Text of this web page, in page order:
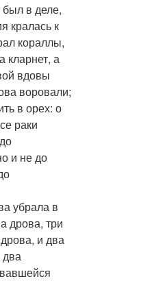
в деле,
кралась к
кораллы,
кларнет, а
вдовы
воровали;
в орех: о
раки
и не до
убрала в
дрова, три
и два
два